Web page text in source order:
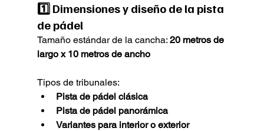
1️⃣ Dimensiones y diseño de la pista
de pádel
Tamaño estándar de la cancha: 20 metros de
largo x 10 metros de ancho
Tipos de tribunales:
Pista de pádel clásica
Pista de pádel panorámica
Variantes para interior o exterior